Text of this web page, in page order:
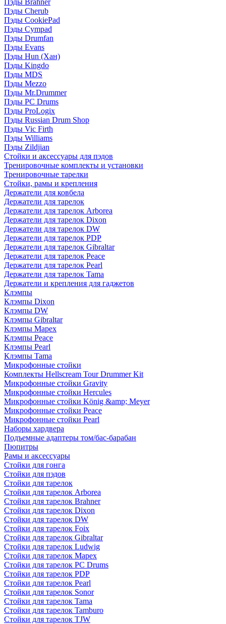
Пэды Brahner
Пэды Cherub
Пэды CookiePad
Пэды Cympad
Пэды Drumfan
Пэды Evans
Пэды Hun (Хан)
Пэды Kingdo
Пэды MDS
Пэды Mezzo
Пэды Mr.Drummer
Пэды PC Drums
Пэды ProLogix
Пэды Russian Drum Shop
Пэды Vic Firth
Пэды Williams
Пэды Zildjian
Стойки и аксессуары для пэдов
Тренировочные комплекты и установки
Тренировочные тарелки
Стойки, рамы и крепления
Держатели для ковбела
Держатели для тарелок
Держатели для тарелок Arborea
Держатели для тарелок Dixon
Держатели для тарелок DW
Держатели для тарелок PDP
Держатели для тарелок Gibraltar
Держатели для тарелок Peace
Держатели для тарелок Pearl
Держатели для тарелок Tama
Держатели и крепления для гаджетов
Клэмпы
Клэмпы Dixon
Клэмпы DW
Клэмпы Gibraltar
Клэмпы Mapex
Клэмпы Peace
Клэмпы Pearl
Клэмпы Tama
Микрофонные стойки
Комплекты Hellscream Tour Drummer Kit
Микрофонные стойки Gravity
Микрофонные стойки Hercules
Микрофонные стойки König &amp; Meyer
Микрофонные стойки Peace
Микрофонные стойки Pearl
Наборы хардвера
Подъемные адаптеры том/бас-барабан
Пюпитры
Рамы и аксессуары
Стойки для гонга
Стойки для пэдов
Стойки для тарелок
Стойки для тарелок Arborea
Стойки для тарелок Brahner
Стойки для тарелок Dixon
Стойки для тарелок DW
Стойки для тарелок Foix
Стойки для тарелок Gibraltar
Стойки для тарелок Ludwig
Стойки для тарелок Mapex
Стойки для тарелок PC Drums
Стойки для тарелок PDP
Стойки для тарелок Pearl
Стойки для тарелок Sonor
Стойки для тарелок Tama
Стойки для тарелок Tamburo
Стойки для тарелок TJW